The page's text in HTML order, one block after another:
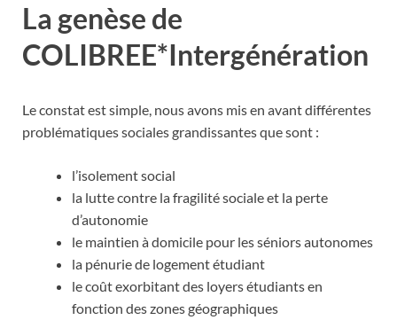
La genèse de
COLIBREE*Intergénération
Le constat est simple, nous avons mis en avant différentes
problématiques sociales grandissantes que sont :
l’isolement social
la lutte contre la fragilité sociale et la perte
d’autonomie
le maintien à domicile pour les séniors autonomes
la pénurie de logement étudiant
le coût exorbitant des loyers étudiants en
fonction des zones géographiques